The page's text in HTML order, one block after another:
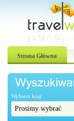
Strona Główna
Wybierz kraj: